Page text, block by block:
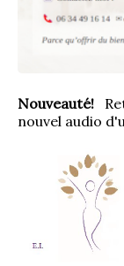
Nouveauté!
nouvel audio